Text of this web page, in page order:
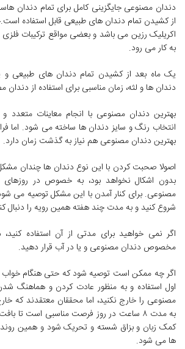
دندان مصنوعی جایگزینی کامل برای تمام دندان
از کشیدن تمام دندان های طبیعی قابل استفاده
اکریلیک رزین می باشد و بعضی مواقع ترکیبات
به کار می رود.
یک ماه بعد از کشیدن تمام دندان های طبیعی و
دندان ها و لثه، زمان مناسبی برای استفاده از
بهترین دندان مصنوعی با انجام معاینات
انتخاب رنگ و سایز دندان ها ساخته می شود. اما
بهترین دندان مصنوعی هم نیاز به گذشت زمان دارد.
اصولا صحبت کردن با این نوع دندان ها چندان
بدون اشکال نخواهد بود، به خصوص در روزهای
مصنوعی. برای کنار آمدن با این مشکل توصیه می شود
شروع کنید و به مدت چند هفته همین رویه را دنبال
اگر نمی خواهید برای مدتی از آن استفاده
مخصوص دندان مصنوعی و یا در آب قرار دهید.
اگر چه ممکن است توصیه شود که حتی هنگام
اول استفاده و به منظور عادت کردن و هماهنگ
مصنوعی را خارج نکنید، اما محققان معتقدند که
به مدت ۸ ساعت در روز فرصت مناسبی است تا
کمک زبان و بزاق شسته و تحریک شود و همین
ها می شود.